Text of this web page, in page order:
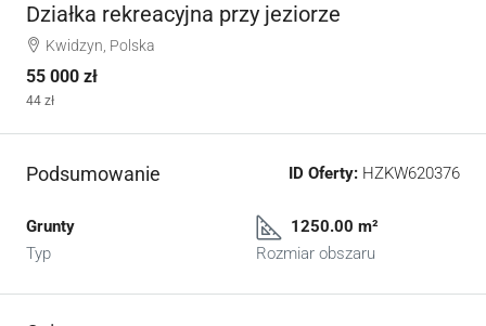
Działka rekreacyjna przy jeziorze
Kwidzyn, Polska
55 000 zł
44 zł
Podsumowanie ID Oferty: HZKW620376
Grunty
Typ
1250.00 m²
Rozmiar obszaru